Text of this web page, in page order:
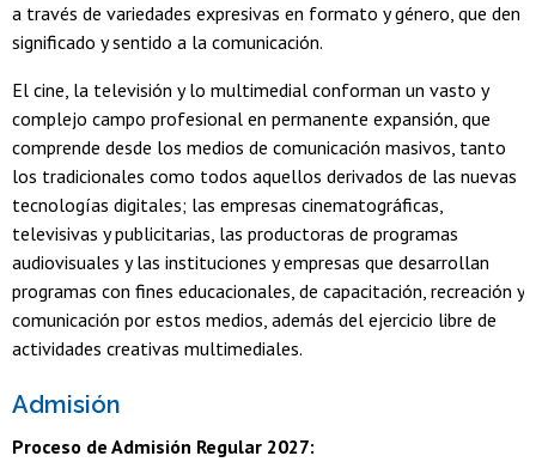
a través de variedades expresivas en formato y género, que den
significado y sentido a la comunicación.
El cine, la televisión y lo multimedial conforman un vasto y
complejo campo profesional en permanente expansión, que
comprende desde los medios de comunicación masivos, tanto
los tradicionales como todos aquellos derivados de las nuevas
tecnologías digitales; las empresas cinematográficas,
televisivas y publicitarias, las productoras de programas
audiovisuales y las instituciones y empresas que desarrollan
programas con fines educacionales, de capacitación, recreación y
comunicación por estos medios, además del ejercicio libre de
actividades creativas multimediales.
Admisión
Proceso de Admisión Regular 2027: